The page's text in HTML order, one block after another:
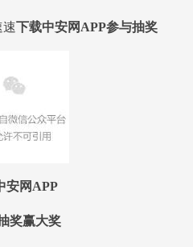
速下载中安网APP参与抽奖
安网APP
奖赢大奖